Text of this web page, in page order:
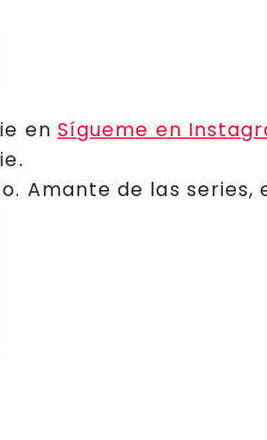
en Sígueme en
Amante de las